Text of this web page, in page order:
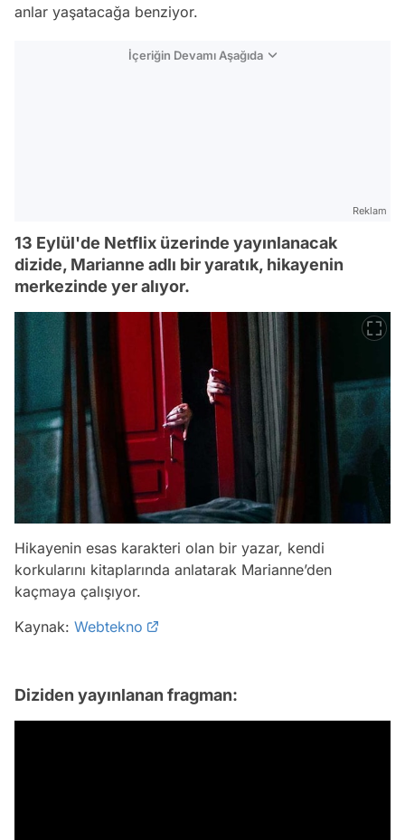
anlar yaşatacağa benziyor.
İçeriğin Devamı Aşağıda
Reklam
13 Eylül'de Netflix üzerinde yayınlanacak
dizide, Marianne adlı bir yaratık, hikayenin
merkezinde yer alıyor.
Hikayenin esas karakteri olan bir yazar, kendi
korkularını kitaplarında anlatarak Marianne’den
kaçmaya çalışıyor.
Kaynak: Webtekno
Diziden yayınlanan fragman: